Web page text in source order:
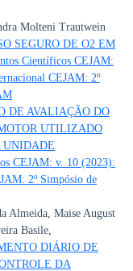
Molteni Trautwein
SEGURO DE O2 EM
Científicos CEJAM:
CEJAM: 2º
DE AVALIAÇÃO DO
UTILIZADO
UNIDADE
CEJAM: v. 10 (2023):
2º Simpósio de
Almeida, Maise August
Basile,
DIÁRIO DE
DA